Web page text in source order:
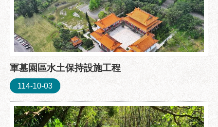
軍墓園區水土保持設施工程
114-10-03